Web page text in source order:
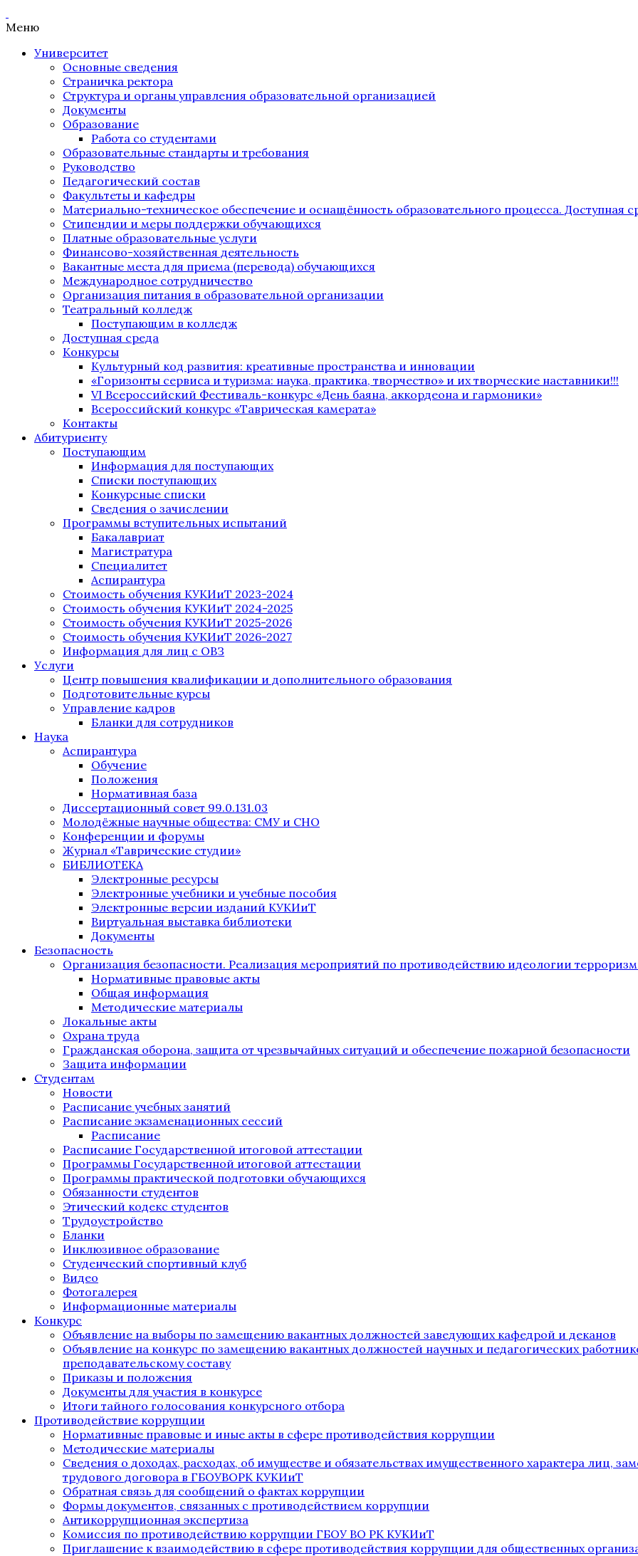
Меню
Университет
Основные сведения
Страничка ректора
Структура и органы управления образовательной организацией
Документы
Образование
Работа со студентами
Образовательные стандарты и требования
Руководство
Педагогический состав
Факультеты и кафедры
Материально-техническое обеспечение и оснащённость образовательного процесса. Доступная
Стипендии и меры поддержки обучающихся
Платные образовательные услуги
Финансово-хозяйственная деятельность
Вакантные места для приема (перевода) обучающихся
Международное сотрудничество
Организация питания в образовательной организации
Театральный колледж
Поступающим в колледж
Доступная среда
Конкурсы
Культурный код развития: креативные пространства и инновации
«Горизонты сервиса и туризма: наука, практика, творчество» и их творческие наставники!!!
VI Всероссийский Фестиваль-конкурс «День баяна, аккордеона и гармоники»
Всероссийский конкурс «Таврическая камерата»
Контакты
Абитуриенту
Поступающим
Информация для поступающих
Списки поступающих
Конкурсные списки
Сведения о зачислении
Программы вступительных испытаний
Бакалавриат
Магистратура
Специалитет
Аспирантура
Стоимость обучения КУКИиТ 2023-2024
Стоимость обучения КУКИиТ 2024-2025
Стоимость обучения КУКИиТ 2025-2026
Стоимость обучения КУКИиТ 2026-2027
Информация для лиц с ОВЗ
Услуги
Центр повышения квалификации и дополнительного образования
Подготовительные курсы
Управление кадров
Бланки для сотрудников
Наука
Аспирантура
Обучение
Положения
Нормативная база
Диссертационный совет 99.0.131.03
Молодёжные научные общества: СМУ и СНО
Конференции и форумы
Журнал «Таврические студии»
БИБЛИОТЕКА
Электронные ресурсы
Электронные учебники и учебные пособия
Электронные версии изданий КУКИиТ
Виртуальная выставка библиотеки
Документы
Безопасность
Организация безопасности. Реализация мероприятий по противодействию идеологии
Нормативные правовые акты
Общая информация
Методические материалы
Локальные акты
Охрана труда
Гражданская оборона, защита от чрезвычайных ситуаций и обеспечение пожарной безопасности
Защита информации
Студентам
Новости
Расписание учебных занятий
Расписание экзаменационных сессий
Расписание
Расписание Государственной итоговой аттестации
Программы Государственной итоговой аттестации
Программы практической подготовки обучающихся
Обязанности студентов
Этический кодекс студентов
Трудоустройство
Бланки
Инклюзивное образование
Студенческий спортивный клуб
Видео
Фотогалерея
Информационные материалы
Конкурс
Объявление на выборы по замещению вакантных должностей заведующих кафедрой и деканов
Объявление на конкурс по замещению вакантных должностей научных и педагогических
преподавательскому составу
Приказы и положения
Документы для участия в конкурсе
Итоги тайного голосования конкурсного отбора
Противодействие коррупции
Нормативные правовые и иные акты в сфере противодействия коррупции
Методические материалы
Сведения о доходах, расходах, об имуществе и обязательствах имущественного характера лиц,
трудового договора в ГБОУВОРК КУКИиТ
Обратная связь для сообщений о фактах коррупции
Формы документов, связанных с противодействием коррупции
Антикоррупционная экспертиза
Комиссия по противодействию коррупции ГБОУ ВО РК КУКИиТ
Приглашение к взаимодействию в сфере противодействия коррупции для общественных